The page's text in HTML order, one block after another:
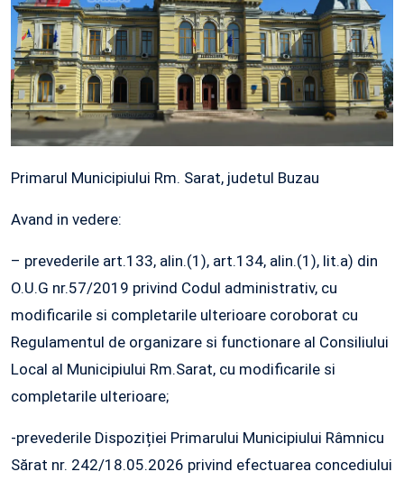
Primarul Municipiului Rm. Sarat, judetul Buzau
Avand in vedere:
– prevederile art.133, alin.(1), art.134, alin.(1), lit.a) din
O.U.G nr.57/2019 privind Codul administrativ, cu
modificarile si completarile ulterioare coroborat cu
Regulamentul de organizare si functionare al Consiliului
Local al Municipiului Rm.Sarat, cu modificarile si
completarile ulterioare;
-prevederile Dispoziției Primarului Municipiului Râmnicu
Sărat nr. 242/18.05.2026 privind efectuarea concediului